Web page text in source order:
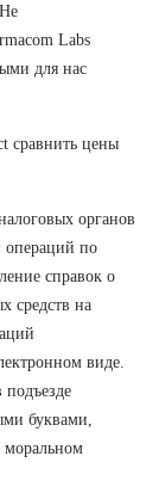
Labs
для нас
сравнить цены
органов
операций по
справок о
средств на
виде.
буквами,
моральном